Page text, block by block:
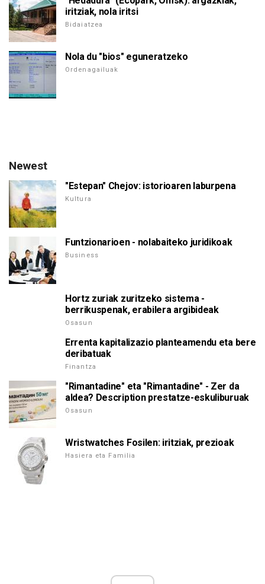
iritziak, nola iritsi
Bidaiatzea
Nola du "bios" eguneratzeko
Ordenagailuak
Newest
"Estepan" Chejov: istorioaren laburpena
Kultura
Funtzionarioen - nolabaiteko juridikoak
Business
Hortz zuriak zuritzeko sistema -
berrikuspenak, erabilera argibideak
Osasun
Errenta kapitalizazio planteamendu eta bere
deribatuak
Finantza
"Rimantadine" eta "Rimantadine" - Zer da
aldea? Description prestatze-eskuliburuak
Osasun
Wristwatches Fosilen: iritziak, prezioak
Hasiera eta Familia